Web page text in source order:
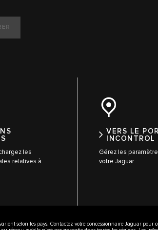
les
relatives à
VERS LE
INCONTROL
Gérez les
votre Jaguar
selon les pays. Contactez votre concessionnaire Jaguar